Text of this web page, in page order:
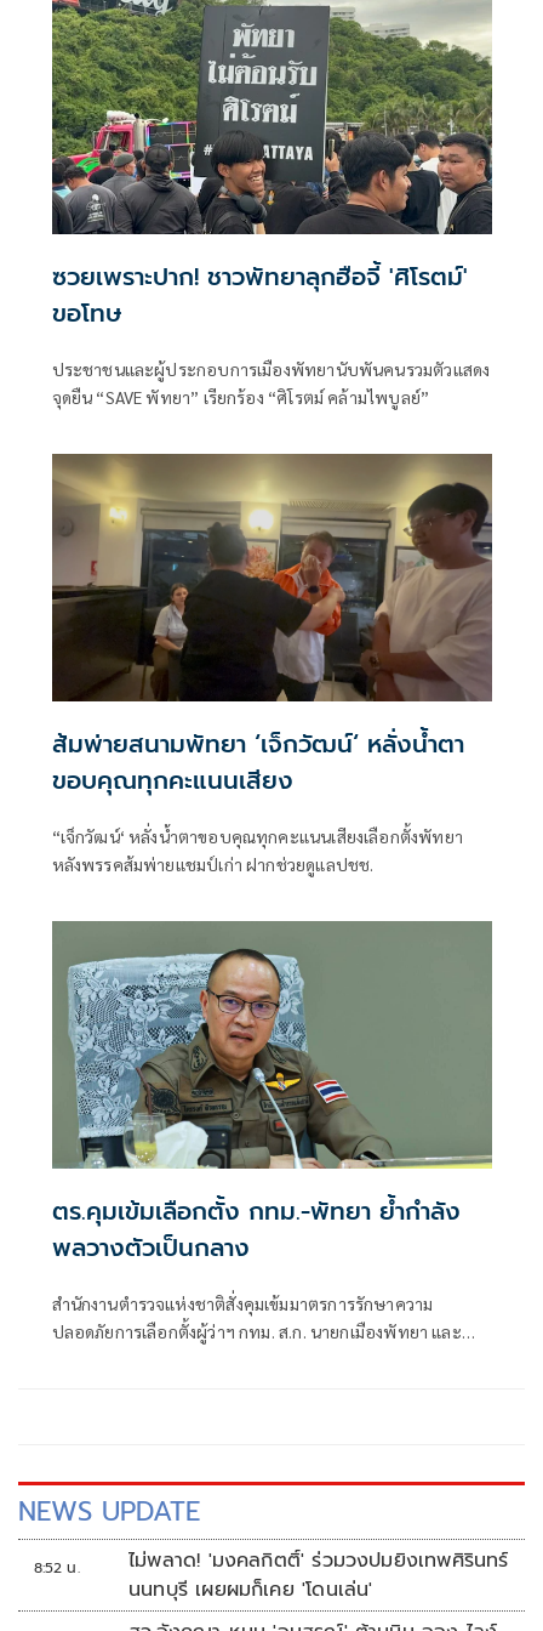
ซวยเพราะปาก! ชาวพัทยาลุกฮือจี้ 'ศิโรตม์'
ขอโทษ
ประชาชนและผู้ประกอบการเมืองพัทยานับพันคนรวมตัวแสดง
จุดยืน “SAVE พัทยา” เรียกร้อง “ศิโรตม์ คล้ามไพบูลย์”
ส้มพ่ายสนามพัทยา ‘เจ็กวัฒน์‘ หลั่งน้ำตา
ขอบคุณทุกคะแนนเสียง
“เจ็กวัฒน์‘ หลั่งน้ำตาขอบคุณทุกคะแนนเสียงเลือกตั้งพัทยา
หลังพรรคส้มพ่ายแชมป์เก่า ฝากช่วยดูแลปชช.
ตร.คุมเข้มเลือกตั้ง กทม.-พัทยา ย้ำกำลัง
พลวางตัวเป็นกลาง
สำนักงานตำรวจแห่งชาติสั่งคุมเข้มมาตรการรักษาความ
ปลอดภัยการเลือกตั้งผู้ว่าฯ กทม. ส.ก. นายกเมืองพัทยา และ
NEWS UPDATE
8:52 น.
ไม่พลาด! 'มงคลกิตติ์' ร่วมวงปมยิงเทพศิรินทร์
นนทบุรี เผยผมก็เคย 'โดนเล่น'